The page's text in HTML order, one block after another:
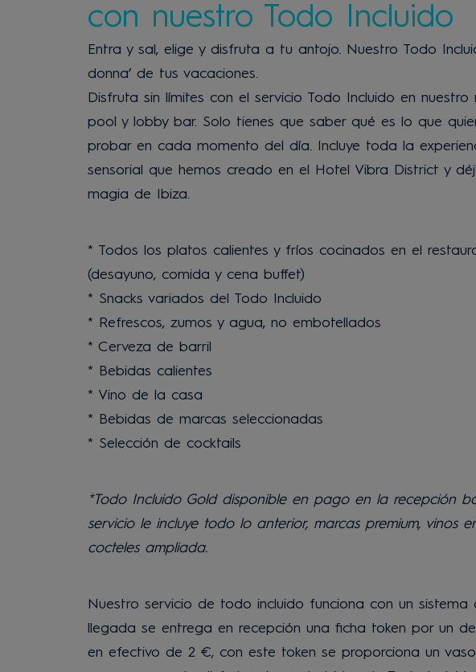
con nuestro Todo Incluido
Entra y sal, elige y disfruta a tu antojo. Nuestro Todo
donna’ de tus vacaciones.
Disfruta sin límites con el servicio Todo Incluido en nuestro
pool y lobby bar. Solo tienes que saber qué es lo que
probar en cada momento del día. Incluye toda la
sensorial que hemos creado en el Hotel Vibra District y
magia de Ibiza.
* Todos los platos calientes y fríos cocinados en el
(desayuno, comida y cena buffet)
* Snacks variados del Todo Incluido
* Refrescos, zumos y agua, no embotellados
* Cerveza de barril
* Bebidas calientes
* Vino de la casa
* Bebidas de marcas seleccionadas
* Selección de cocktails
*Todo Incluido Gold disponible en pago en la recepción
servicio le incluye todo lo anterior, marcas premium, vinos
cocteles ampliada.
Nuestro servicio de todo incluido funciona con un sistema
llegada se entrega en recepción una ficha token por un
en efectivo de 2 €, con este token se proporciona un